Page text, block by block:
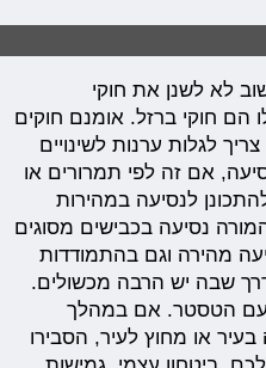
לא לשנן את חוקי
הם חוקי ברזל. אומנם חוקים
לגלות ערנות לשינויים
אם זה לפי תמרורים או
לנסיעה במהירות
נסיעה בכבישים מסוגים
מהירה וגם בהתמודדות
שבה יש הרבה מכשולים.
עם הטסטר. אם במהלך
או מחוץ לעיר, הסבירו